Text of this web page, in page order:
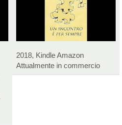
2018, Kindle Amazon
Attualmente in commercio